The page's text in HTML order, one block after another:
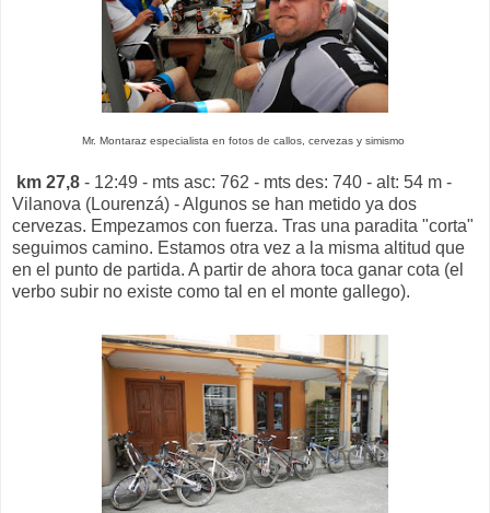
Mr. Montaraz especialista en fotos de callos, cervezas y simismo
km 27,8 - 12:49 - mts asc: 762 - mts des: 740 - alt: 54 m -
Vilanova (Lourenzá) - Algunos se han metido ya dos
cervezas. Empezamos con fuerza. Tras una paradita "corta"
seguimos camino. Estamos otra vez a la misma altitud que
en el punto de partida. A partir de ahora toca ganar cota (el
verbo subir no existe como tal en el monte gallego).